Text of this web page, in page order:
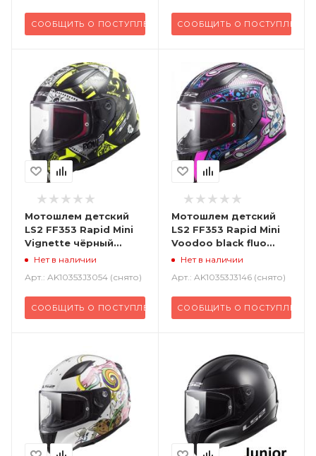
СООБЩИТЬ О ПОСТУПЛЕНИИ СООБЩИТЬ О ПОСТУПЛЕНИИ
Мотошлем детский
LS2 FF353 Rapid Mini
Vignette чёрный
жёлтый
Нет в наличии
Арт.: AK10353J3054 (снято)
СООБЩИТЬ О ПОСТУПЛЕНИИ
Мотошлем детский
LS2 FF353 Rapid Mini
Voodoo black fluo
pinkНет в наличии
Арт.: AK10353J3146 (снято)
СООБЩИТЬ О ПОСТУПЛЕНИИ